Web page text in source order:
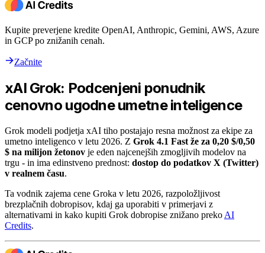
Kupite preverjene kredite OpenAI, Anthropic, Gemini, AWS, Azure
in GCP po znižanih cenah.
Začnite
xAI Grok: Podcenjeni ponudnik
cenovno ugodne umetne inteligence
Grok modeli podjetja xAI tiho postajajo resna možnost za ekipe za
umetno inteligenco v letu 2026. Z Grok 4.1 Fast že za 0,20 $/0,50
$ na milijon žetonov je eden najcenejših zmogljivih modelov na
trgu - in ima edinstveno prednost: dostop do podatkov X (Twitter)
v realnem času.
Ta vodnik zajema cene Groka v letu 2026, razpoložljivost
brezplačnih dobropisov, kdaj ga uporabiti v primerjavi z
alternativami in kako kupiti Grok dobropise znižano preko AI
Credits.